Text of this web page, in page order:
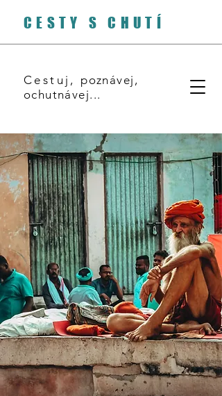
CESTY S CHUTÍ
Cestuj, poznávej,
ochutnávej...